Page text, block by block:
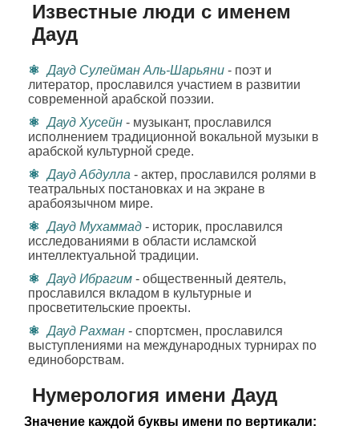
Известные люди с именем
Дауд
Дауд Сулейман Аль-Шарьяни - поэт и
литератор, прославился участием в развитии
современной арабской поэзии.
Дауд Хусейн - музыкант, прославился
исполнением традиционной вокальной музыки в
арабской культурной среде.
Дауд Абдулла - актер, прославился ролями в
театральных постановках и на экране в
арабоязычном мире.
Дауд Мухаммад - историк, прославился
исследованиями в области исламской
интеллектуальной традиции.
Дауд Ибрагим - общественный деятель,
прославился вкладом в культурные и
просветительские проекты.
Дауд Рахман - спортсмен, прославился
выступлениями на международных турнирах по
единоборствам.
Нумерология имени Дауд
Значение каждой буквы имени по вертикали: